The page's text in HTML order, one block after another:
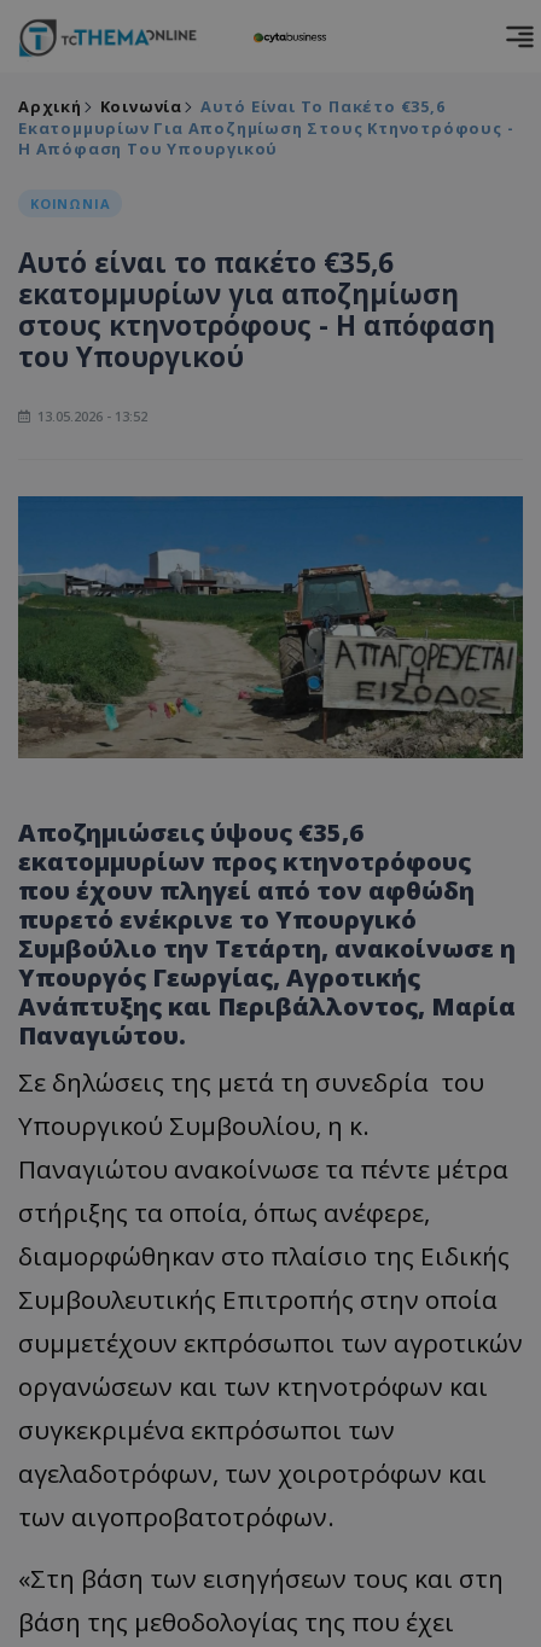
Αρχική Κοινωνία
Αυτό Είναι Το Πακέτο €35,6
Εκατομμυρίων Για Αποζημίωση Στους Κτηνοτρόφους -
Η Απόφαση Του Υπουργικού
ΚΟΙΝΩΝΙΑ
Αυτό είναι το πακέτο €35,6
εκατομμυρίων για αποζημίωση
στους κτηνοτρόφους - Η απόφαση
του Υπουργικού
13.05.2026 - 13:52
Αποζημιώσεις ύψους €35,6
εκατομμυρίων προς κτηνοτρόφους
που έχουν πληγεί από τον αφθώδη
πυρετό ενέκρινε το Υπουργικό
Συμβούλιο την Τετάρτη, ανακοίνωσε η
Υπουργός Γεωργίας, Αγροτικής
Ανάπτυξης και Περιβάλλοντος, Μαρία
Παναγιώτου.
Σε δηλώσεις της μετά τη συνεδρία του
Υπουργικού Συμβουλίου, η κ.
Παναγιώτου ανακοίνωσε τα πέντε μέτρα
στήριξης τα οποία, όπως ανέφερε,
διαμορφώθηκαν στο πλαίσιο της Ειδικής
Συμβουλευτικής Επιτροπής στην οποία
συμμετέχουν εκπρόσωποι των αγροτικών
οργανώσεων και των κτηνοτρόφων και
συγκεκριμένα εκπρόσωποι των
αγελαδοτρόφων, των χοιροτρόφων και
των αιγοπροβατοτρόφων.
«Στη βάση των εισηγήσεων τους και στη
βάση της μεθοδολογίας της που έχει